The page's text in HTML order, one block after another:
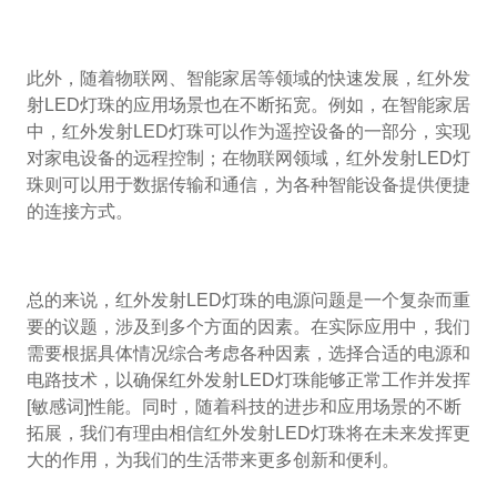
此外，随着物联网、智能家居等领域的快速发展，红外发
射LED灯珠的应用场景也在不断拓宽。例如，在智能家居
中，红外发射LED灯珠可以作为遥控设备的一部分，实现
对家电设备的远程控制；在物联网领域，红外发射LED灯
珠则可以用于数据传输和通信，为各种智能设备提供便捷
的连接方式。
总的来说，红外发射LED灯珠的电源问题是一个复杂而重
要的议题，涉及到多个方面的因素。在实际应用中，我们
需要根据具体情况综合考虑各种因素，选择合适的电源和
电路技术，以确保红外发射LED灯珠能够正常工作并发挥
[敏感词]性能。同时，随着科技的进步和应用场景的不断
拓展，我们有理由相信红外发射LED灯珠将在未来发挥更
大的作用，为我们的生活带来更多创新和便利。